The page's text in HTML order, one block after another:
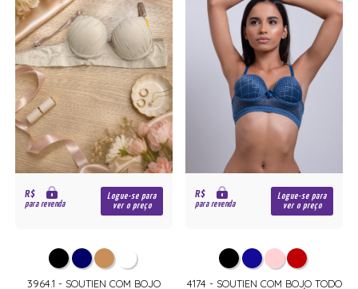
R$
para revenda
Logue-se para
ver o preço
3964.1 - SOUTIEN COM BOJO
R$
para revenda
Logue-se para
ver o preço
4174 - SOUTIEN COM BOJO TODO